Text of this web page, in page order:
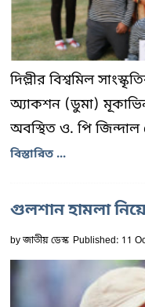
দিল্লীর বিশ্বমিল
অ্যাকশন (ডুমা)
অবস্থিত ও. পি জিন্দাল
বিস্তারিত ...
গুলশান হামলা
byজাতীয় ডেস্ক Published: 11